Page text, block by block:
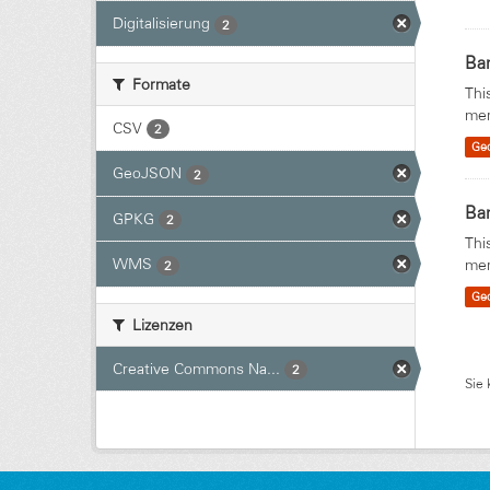
Digitalisierung 2
Formate
CSV 2
GeoJSON 2
GPKG 2
WMS 2
Lizenzen
Creative Commons Na... 2
Sie